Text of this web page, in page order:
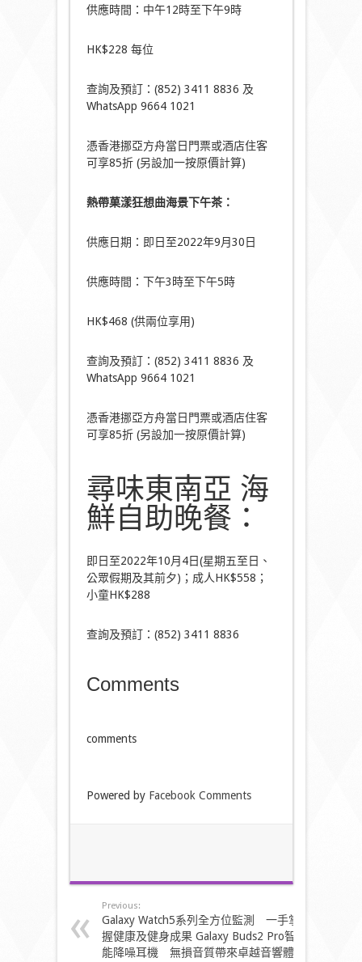
供應時間：中午12時至下午9時
HK$228 每位
查詢及預訂：(852) 3411 8836 及
WhatsApp 9664 1021
憑香港挪亞方舟當日門票或酒店住客
可享85折 (另設加一按原價計算)
熱帶菓漾狂想曲海景下午茶：
供應日期：即日至2022年9月30日
供應時間：下午3時至下午5時
HK$468 (供兩位享用)
查詢及預訂：(852) 3411 8836 及
WhatsApp 9664 1021
憑香港挪亞方舟當日門票或酒店住客
可享85折 (另設加一按原價計算)
尋味東南亞 海
鮮自助晚餐：
即日至2022年10月4日(星期五至日、
公眾假期及其前夕)；成人HK$558；
小童HK$288
查詢及預訂：(852) 3411 8836
Comments
comments
Powered by Facebook Comments
Previous:
Galaxy Watch5系列全方位監測 一手掌
握健康及健身成果 Galaxy Buds2 Pro智
能降噪耳機 無損音質帶來卓越音響體